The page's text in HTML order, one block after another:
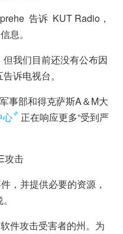
告诉  KUT Radio，
息。
我们目前还没有公布因
诉电视台。
事部和得克萨斯A＆M大
心
正在响应更多“受到严
攻击
，并提供必要的资源，
件攻击受害者的州。为